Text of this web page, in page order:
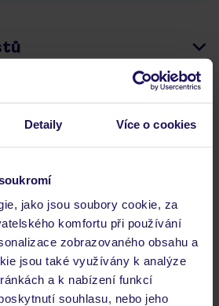
Detaily Více o cookies
jako jsou soubory cookie, za
komfortu při používání
zobrazovaného obsahu a
jsou také využívány k analýze
a k nabízení funkcí
souhlasu, nebo jeho